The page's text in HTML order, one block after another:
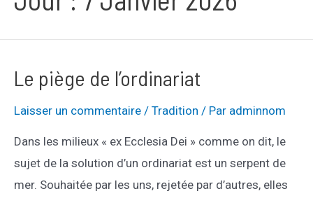
Le piège de l’ordinariat
Laisser un commentaire / Tradition / Par adminnom
Dans les milieux « ex Ecclesia Dei » comme on dit, le
sujet de la solution d’un ordinariat est un serpent de
mer. Souhaitée par les uns, rejetée par d’autres, elles